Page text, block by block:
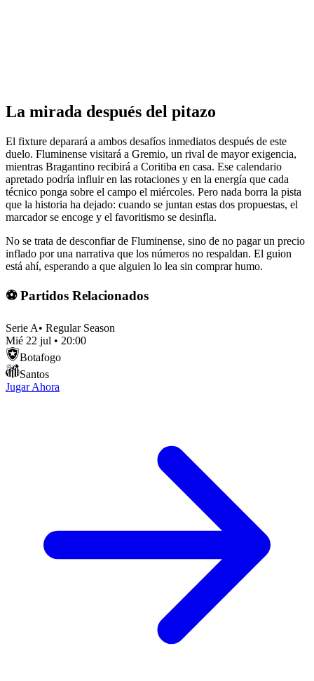
La mirada después del pitazo
El fixture deparará a ambos desafíos inmediatos después de este
duelo. Fluminense visitará a Gremio, un rival de mayor exigencia,
mientras Bragantino recibirá a Coritiba en casa. Ese calendario
apretado podría influir en las rotaciones y en la energía que cada
técnico ponga sobre el campo el miércoles. Pero nada borra la pista
que la historia ha dejado: cuando se juntan estas dos propuestas, el
marcador se encoge y el favoritismo se desinfla.
No se trata de desconfiar de Fluminense, sino de no pagar un precio
inflado por una narrativa que los números no respaldan. El guion
está ahí, esperando a que alguien lo lea sin comprar humo.
⚽ Partidos Relacionados
Serie A• Regular Season
Mié 22 jul • 20:00
Botafogo
Santos
Jugar Ahora